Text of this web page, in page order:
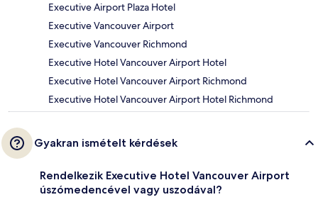
Executive Airport Plaza Hotel
Executive Vancouver Airport
Executive Vancouver Richmond
Executive Hotel Vancouver Airport Hotel
Executive Hotel Vancouver Airport Richmond
Executive Hotel Vancouver Airport Hotel Richmond
Gyakran ismételt kérdések
Rendelkezik Executive Hotel Vancouver Airport
úszómedencével vagy uszodával?